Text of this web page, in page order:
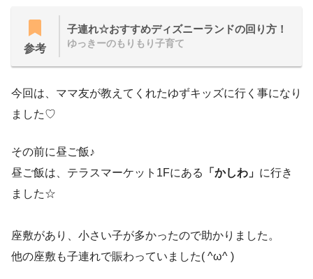
参考
子連れ☆おすすめディズニーランドの回り方！
ゆっきーのもりもり子育て
今回は、ママ友が教えてくれたゆずキッズに行く事になり
ました♡
その前に昼ご飯♪
昼ご飯は、テラスマーケット1Fにある
「かしわ」 に行き
ました☆
座敷があり、小さい子が多かったので助かりました。
他の座敷も子連れで賑わっていました( ^ω^ )